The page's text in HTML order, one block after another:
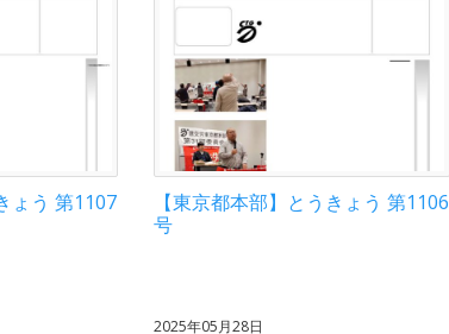
ょう 第1107
【東京都本部】とうきょう 第1106
号
2025年05月28日